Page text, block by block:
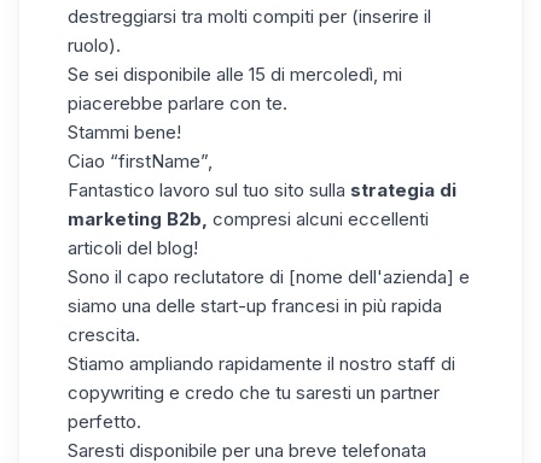
destreggiarsi tra molti compiti per (inserire il
ruolo).
Se sei disponibile alle 15 di mercoledì, mi
piacerebbe parlare con te.
Stammi bene!
Ciao “firstName”,
Fantastico lavoro sul tuo sito sulla strategia di
marketing B2b, compresi alcuni eccellenti
articoli del blog!
Sono il capo reclutatore di [nome dell'azienda] e
siamo una delle start-up francesi in più rapida
crescita.
Stiamo ampliando rapidamente il nostro staff di
copywriting e credo che tu saresti un partner
perfetto.
Saresti disponibile per una breve telefonata